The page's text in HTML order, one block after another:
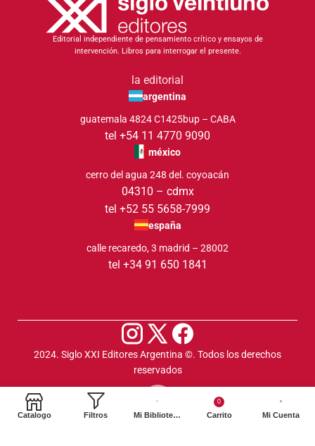
Editorial independiente de pensamiento crítico y ensayos de
intervención. Libros para interrogar el presente.
la editorial
argentina
guatemala 4824 C1425bup – CABA
tel +54 11 4770 9090
méxico
cerro del agua 248 del. coyoacán
04310 – cdmx
tel +52 55 5658-7999
españa
calle recaredo, 3 madrid – 28002
tel +34 91 650 1841
2024. Siglo XXI Editores Argentina ©️. Todos los derechos
reservados
Catalogo Filtros Mi Biblioteca
0
Carrito Mi Cuenta